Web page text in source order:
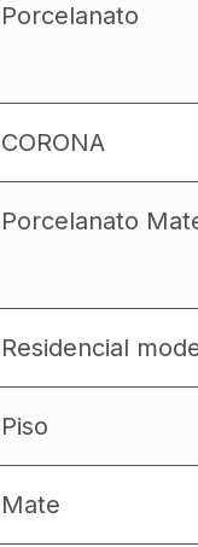
Porcelanato
CORONA
Porcelanato
Residencial
Piso
Mate